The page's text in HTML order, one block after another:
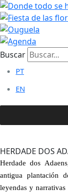
Buscar
PT
EN
HERDADE DOS
Herdade dos
antigua plantación
leyendas y